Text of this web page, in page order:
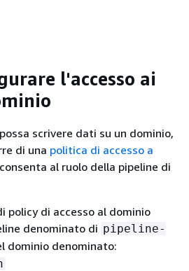
l'accesso ai
scrivere dati su un dominio,
di una politica di accesso a
al ruolo della pipeline di
policy di accesso al dominio
denominato di pipeline-
dominio denominato: